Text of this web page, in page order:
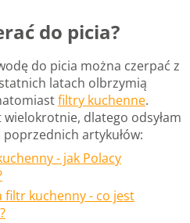
do picia?
do picia można czerpać z
latach olbrzymią
filtry kuchenne.
dlatego odsyłam
artykułów:
- jak Polacy
kuchenny - co jest